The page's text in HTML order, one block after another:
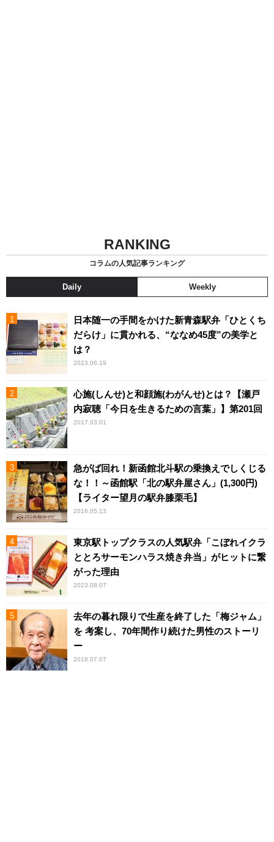
RANKING
コラムの人気記事ランキング
Daily Weekly
日本随一の手間をかけた新青森駅弁「ひとくち
だらけ」に貫かれる、“ななめ45度”の美学と
は？
2023.06.19
心施(しんせ)と和顔施(わがんせ)とは？【瀬戸
内寂聴「今日を生きるための言葉」】第201回
2017.03.01
急がば回れ！新函館北斗駅の乗換えでしくじる
な！！～函館駅「北の駅弁屋さん」(1,300円)
【ライター望月の駅弁膝栗毛】
2016.05.13
東京駅トップクラスの人気駅弁「こぼれイクラ
ととろサーモンハラス焼き弁当」がヒットに繋
がった理由
2023.08.07
去年の暮れ限りで生産を終了した「梅ジャム」
を 考案し、70年間作り続けた男性のストーリ
ー
2018.07.07